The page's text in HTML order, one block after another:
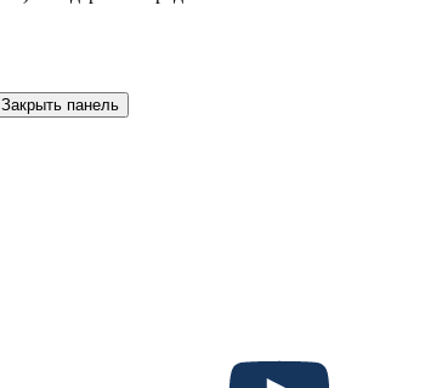
Закрыть панель